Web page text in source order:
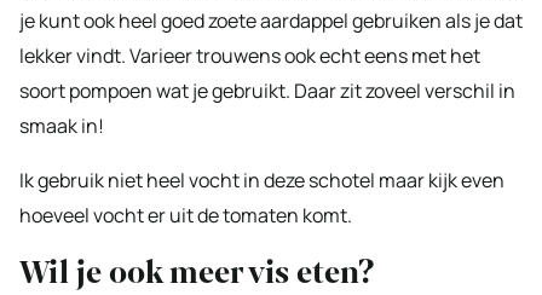
je kunt ook heel goed zoete aardappel gebruiken als je dat
lekker vindt. Varieer trouwens ook echt eens met het
soort pompoen wat je gebruikt. Daar zit zoveel verschil in
smaak in!
Ik gebruik niet heel vocht in deze schotel maar kijk even
hoeveel vocht er uit de tomaten komt.
Wil je ook meer vis eten?